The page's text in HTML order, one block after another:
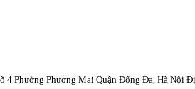
4 Phường Phương Mai Quận Đống Đa, Hà